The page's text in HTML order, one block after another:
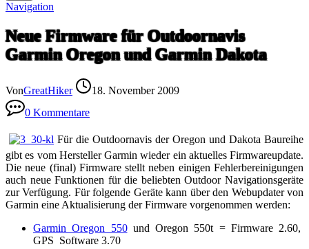
Navigation
Neue Firmware für Outdoornavis
Garmin Oregon und Garmin Dakota
VonGreatHiker
18. November 2009
0 Kommentare
Für die Outdoornavis der Oregon und Dakota Baureihe
gibt es vom Hersteller Garmin wieder ein aktuelles Firmwareupdate.
Die neue (final) Firmware stellt neben einigen Fehlerbereinigungen
auch neue Funktionen für die beliebten Outdoor Navigationsgeräte
zur Verfügung. Für folgende Geräte kann über den Webupdater von
Garmin eine Aktualisierung der Firmware vorgenommen werden:
Garmin Oregon 550und Oregon 550t = Firmware 2.60,
GPS Software 3.70